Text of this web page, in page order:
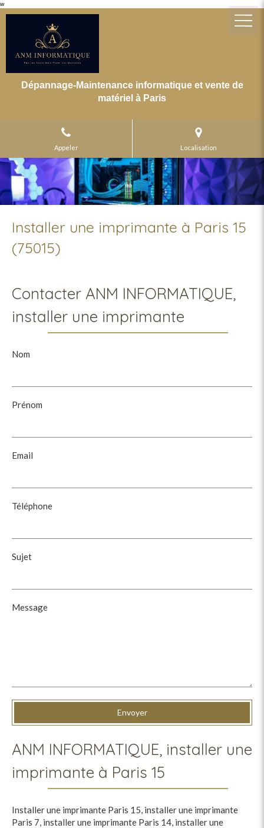
w
Dépannage-Maintenance informatique et vente de
matériel à Paris
Appeler Localisation
Installer une imprimante à Paris 15
(75015)
Contacter ANM INFORMATIQUE,
installer une imprimante
Nom
Prénom
Email
Téléphone
Sujet
Message
Envoyer
ANM INFORMATIQUE, installer une
imprimante à Paris 15
Installer une imprimante Paris 15, installer une imprimante
Paris 7, installer une imprimante Paris 14, installer une